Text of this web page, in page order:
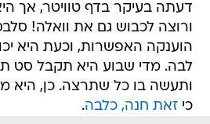
דעתה בעיקר בדף טוויטר, אך
ורוצה לכבוש גם את וואלה!
הוענקה האפשרות, וכעת היא
לבה. מדי שבוע היא תקבל סט
ותעשה בו כל שתרצה. כן, היא
כיזאת חנה, כלבה.